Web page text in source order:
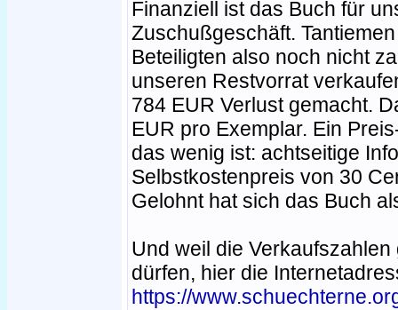
Finanziell ist das Buch für
Zuschußgeschäft.
Beteiligten also noch nicht
unseren Restvorrat
784 EUR Verlust gemacht.
EUR pro Exemplar. Ein
das wenig ist: achtseitige
Selbstkostenpreis von 30
Gelohnt hat sich das Buch
Und weil die
dürfen, hier die
https://